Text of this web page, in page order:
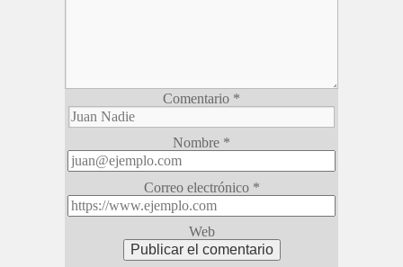
Comentario *
Nombre *
Correo electrónico *
Web